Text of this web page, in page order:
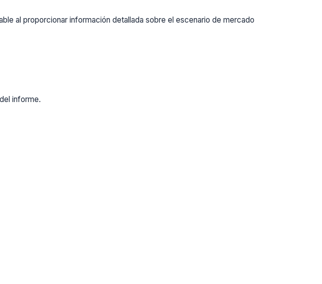
al proporcionar información detallada sobre el escenario de mercado
informe.